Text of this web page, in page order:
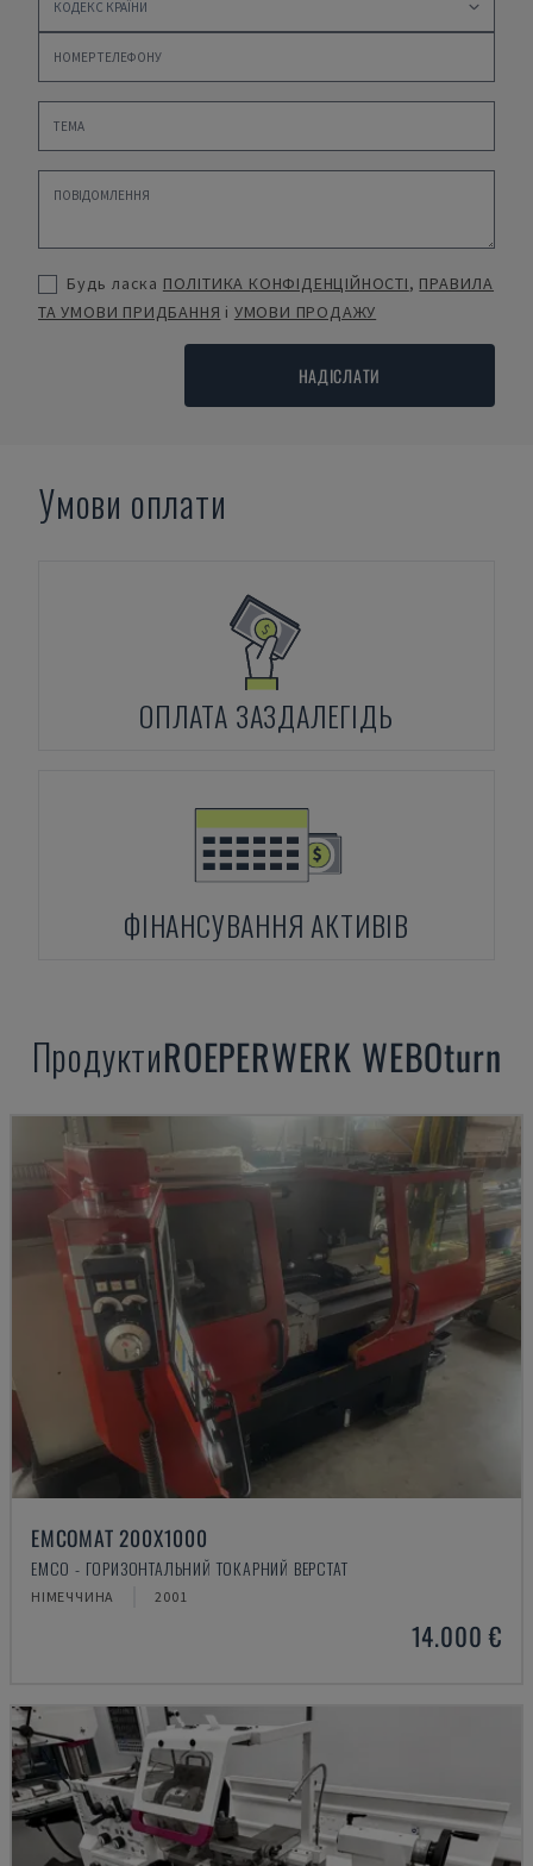
Будь ласка ПОЛІТИКА КОНФІДЕНЦІЙНОСТІ, ПРАВИЛА
ТА УМОВИ ПРИДБАННЯ і УМОВИ ПРОДАЖУ
НАДІСЛАТИ
Умови оплати
ОПЛАТА ЗАЗДАЛЕГІДЬ
ФІНАНСУВАННЯ АКТИВІВ
ПродуктиROEPERWERK WEBOturn
EMCOMAT 200X1000
EMCO - ГОРИЗОНТАЛЬНИЙ ТОКАРНИЙ ВЕРСТАТ
НІМЕЧЧИНА 2001
14.000 €